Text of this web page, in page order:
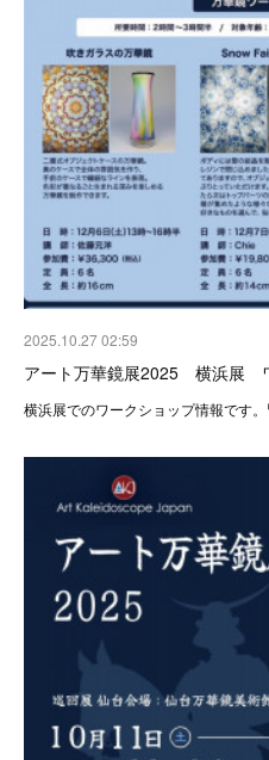
2025.10.27 02:59
アート万華鏡展2025 横浜展
横浜展でのワークショップ情報です